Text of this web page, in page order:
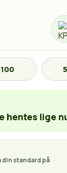
100
hentes lige
din standard på